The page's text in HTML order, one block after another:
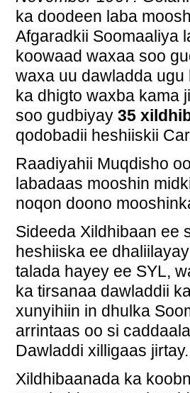
ka doodeen laba
Afgaradkii Soomaaliya
koowaad waxaa soo
waxa uu dawladda
ka dhigto waxba kama
soo gudbiyay 35
qodobadii heshiiskii
Raadiyahii Muqdisho
labadaas mooshin
noqon doono
Sideeda Xildhibaan ee
heshiiska ee
talada hayey ee SYL,
ka tirsanaa dawladdii
xunyihiin in dhulka
arrintaas oo si
Dawladdi xilligaas
Xildhibaanada ka